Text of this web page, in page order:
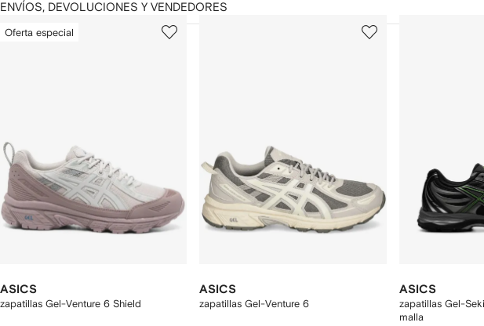
ENVÍOS, DEVOLUCIONES Y VENDEDORES
deOferta especial
ASICS
zapatillas Gel-Venture 6 Shield
2
ASICS
zapatillas Gel-Venture 6
3
ASICS
zapatillas Gel-
malla